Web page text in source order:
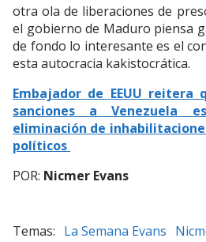
otra ola de liberaciones de
el gobierno de Maduro piensa
de fondo lo interesante es el
esta autocracia kakistocrática.
Embajador de EEUU reitera
sanciones a Venezuela
eliminación de
políticos
POR: Nicmer Evans
La Semana Evans